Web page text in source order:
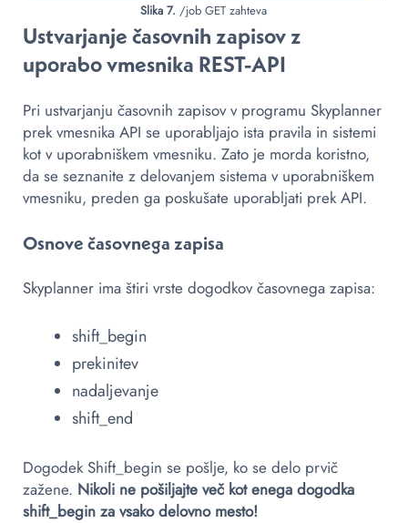
Slika 7. /job GET zahteva
Ustvarjanje časovnih zapisov z
uporabo vmesnika REST-API
Pri ustvarjanju časovnih zapisov v programu Skyplanner
prek vmesnika API se uporabljajo ista pravila in sistemi
kot v uporabniškem vmesniku. Zato je morda koristno,
da se seznanite z delovanjem sistema v uporabniškem
vmesniku, preden ga poskušate uporabljati prek API.
Osnove časovnega zapisa
Skyplanner ima štiri vrste dogodkov časovnega zapisa:
shift_begin
prekinitev
nadaljevanje
shift_end
Dogodek Shift_begin se pošlje, ko se delo prvič
zažene. Nikoli ne pošiljajte več kot enega dogodka
shift_begin za vsako delovno mesto!